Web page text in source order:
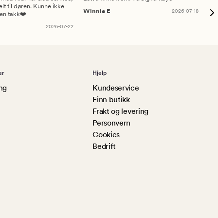
til døren. Kunne ikke
takk❤️
2026-07-22
Winnie E
2026-07-18
Hjelp
Kundeservice
Finn butikk
Frakt og levering
Personvern
Cookies
Bedrift